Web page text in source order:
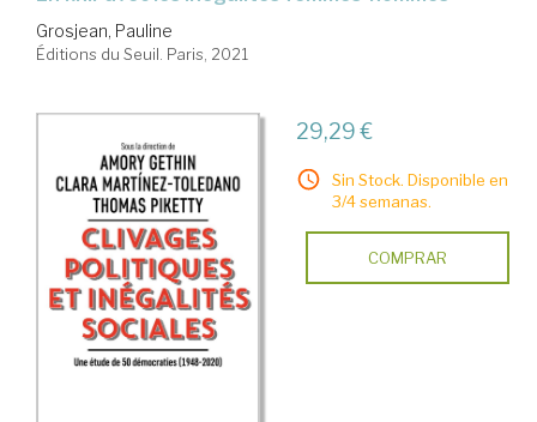
Grosjean, Pauline
Éditions du Seuil. Paris, 2021
29,29 €
Sin Stock. Disponible en
3/4 semanas.
COMPRAR